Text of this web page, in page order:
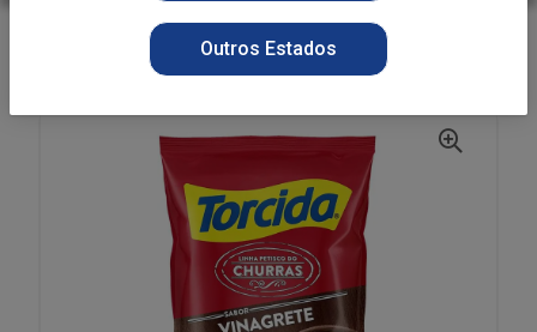
SNACKS
SECOS
BISCOITO TORCIDA 60G VINAGRETE
Outros Estados